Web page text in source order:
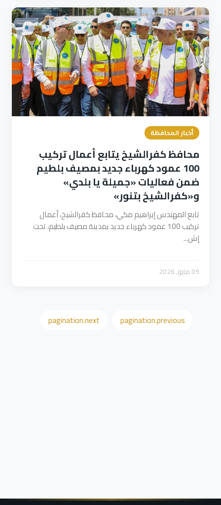
أخبار المحافظة
محافظ كفرالشيخ يتابع أعمال تركيب
100 عمود كهرباء جديد بمصيف بلطيم
ضمن فعاليات «جميلة يا بلدي»
و«كفرالشيخ بتنور»
تابع المهندس إبراهيم مكي، محافظ كفرالشيخ، أعمال
تركيب 100 عمود كهرباء جديد بمدينة مصيف بلطيم، تحت
إش...
09 مايو, 2026
pagination.previous
pagination.next